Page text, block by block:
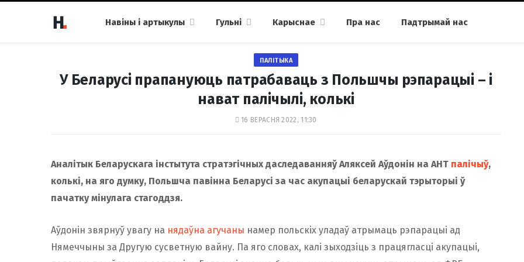
Навіны і артыкулы Гульні Карыснае Пра нас Падтрымай нас
ПАЛІТЫКА
У Беларусі прапануюць патрабаваць з Польшчы рэпарацыі – і
нават палічылі, колькі
16 ВЕРАСНЯ 2022, 11:30
Аналітык Беларускага інстытута стратэгічных даследаванняў Аляксей Аўдонін на АНТ палічыў,
колькі, на яго думку, Польшча павінна Беларусі за час акупацыі беларускай тэрыторыі ў
пачатку мінулага стагоддзя.
Аўдонін звярнуў увагу на нядаўна агучаны намер польскіх уладаў атрымаць рэпарацыі ад
Нямеччыны за Другую сусветную вайну. Па яго словах, калі зыходзіць з працягласці акупацыі,